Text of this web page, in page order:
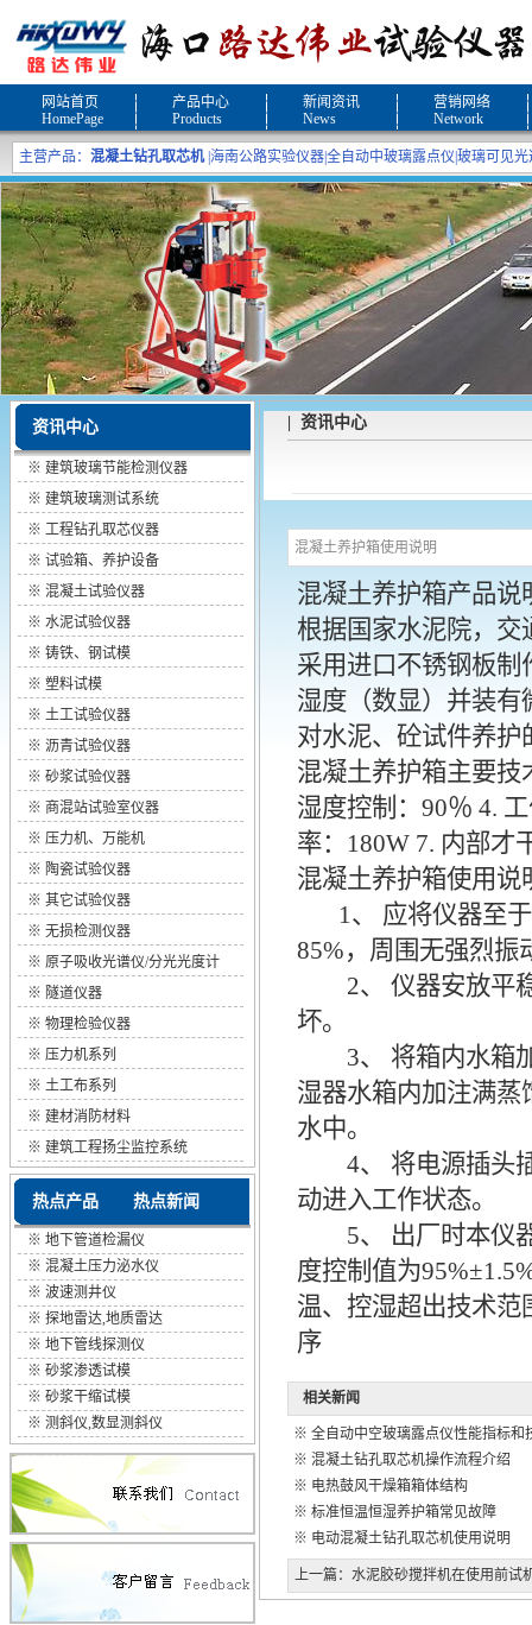
网站首页
HomePage
产品中心
Products
新闻资讯
News
营销网络
Network
主营产品： 混凝土钻孔取芯机| 海南公路实验仪器全自动中玻璃露点仪 玻璃可见
资讯中心
※ 建筑玻璃节能检测仪器
※ 建筑玻璃测试系统
※ 工程钻孔取芯仪器
※ 试验箱、养护设备
※ 混凝土试验仪器
※ 水泥试验仪器
※ 铸铁、钢试模
※ 塑料试模
※ 土工试验仪器
※ 沥青试验仪器
※ 砂浆试验仪器
※ 商混站试验室仪器
※ 压力机、万能机
※ 陶瓷试验仪器
※ 其它试验仪器
※ 无损检测仪器
※ 原子吸收光谱仪/分光光度计
※ 隧道仪器
※ 物理检验仪器
※ 压力机系列
※ 土工布系列
※ 建材消防材料
※ 建筑工程扬尘监控系统
热点产品 热点新闻
※ 地下管道检漏仪
※ 混凝土压力泌水仪
※ 波速测井仪
※ 探地雷达,地质雷达
※ 地下管线探测仪
※ 砂浆渗透试模
※ 砂浆干缩试模
※ 测斜仪,数显测斜仪
| 资讯中心
混凝土养护箱使用说明
混凝土养护箱产品说
根据国家水泥院，
采用进口不锈钢板
湿度（数显）并装
对水泥、砼试件养护
混凝土养护箱主要
湿度控制：90％ 4.
率：180W 7. 内部才
混凝土养护箱使用说
1、 应将仪器至于
85%，周围无强烈振
2、 仪器安放平稳
坏。
3、 将箱内水箱加
湿器水箱内加注满
水中。
4、 将电源插头插
动进入工作状态。
5、 出厂时本仪器
度控制值为
温、控湿超出技术
序
相关新闻
※ 全自动中空玻璃露点仪性能指标和
※ 混凝土钻孔取芯机操作流程介绍
※ 电热鼓风干燥箱箱体结构
※ 标准恒温恒湿养护箱常见故障
※ 电动混凝土钻孔取芯机使用说明
上一篇： 水泥胶砂搅拌机在使用前试